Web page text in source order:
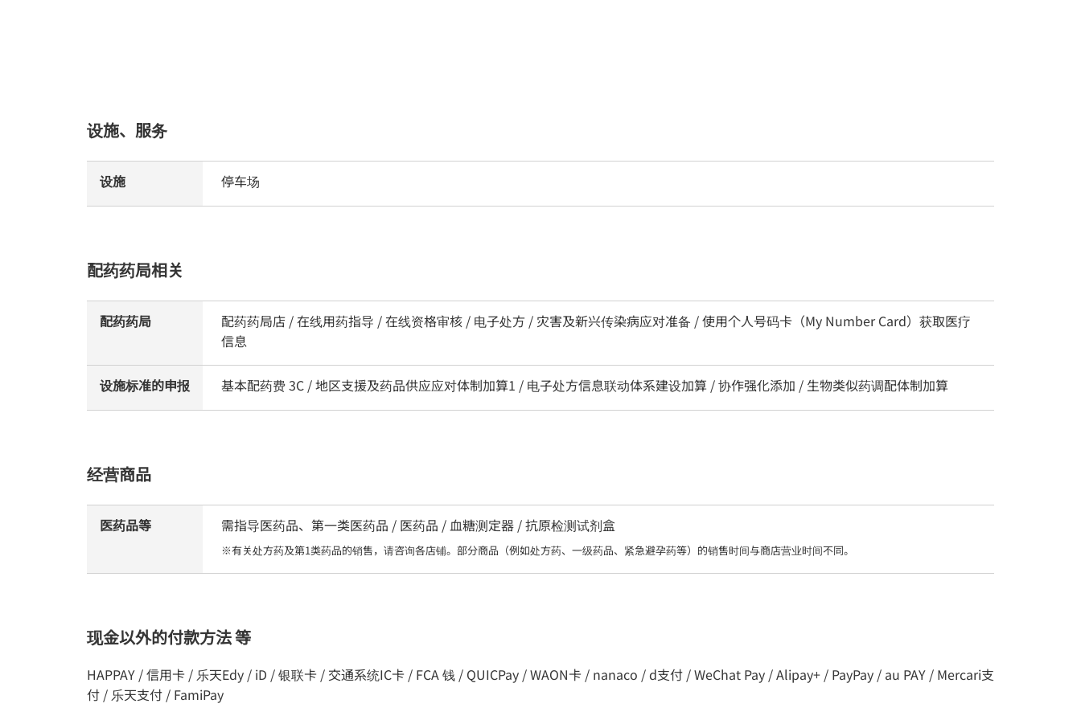
设施、服务
设施 停车场
配药药局相关
配药药局
配药药局店 / 在线用药指导 / 在线资格审核 / 电子处方 / 灾害及新兴传染病应对准备 / 使用个人号码卡（My Number Card）获取医疗
信息
设施标准的申报 基本配药费 3C / 地区支援及药品供应应对体制加算1 / 电子处方信息联动体系建设加算 / 协作强化添加 / 生物类似药调配体制加算
经营商品
医药品等 需指导医药品、第一类医药品 / 医药品 / 血糖测定器 / 抗原检测试剂盒
※有关处方药及第1类药品的销售，请咨询各店铺。部分商品（例如处方药、一级药品、紧急避孕药等）的销售时间与商店营业时间不同。
现金以外的付款方法 等
HAPPAY / 信用卡 / 乐天Edy / iD / 银联卡 / 交通系统IC卡 / FCA 钱 / QUICPay / WAON卡 / nanaco / d支付 / WeChat Pay / Alipay+ / PayPay / au PAY / Mercari支
付 / 乐天支付 / FamiPay